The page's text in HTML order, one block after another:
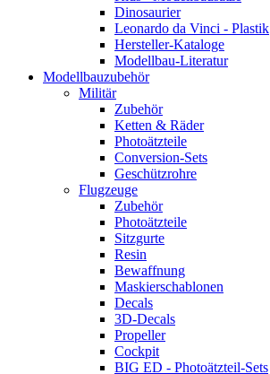
Dinosaurier
Leonardo da Vinci - Plastik
Hersteller-Kataloge
Modellbau-Literatur
Modellbauzubehör
Militär
Zubehör
Ketten & Räder
Photoätzteile
Conversion-Sets
Geschützrohre
Flugzeuge
Zubehör
Photoätzteile
Sitzgurte
Resin
Bewaffnung
Maskierschablonen
Decals
3D-Decals
Propeller
Cockpit
BIG ED - Photoätzteil-Sets